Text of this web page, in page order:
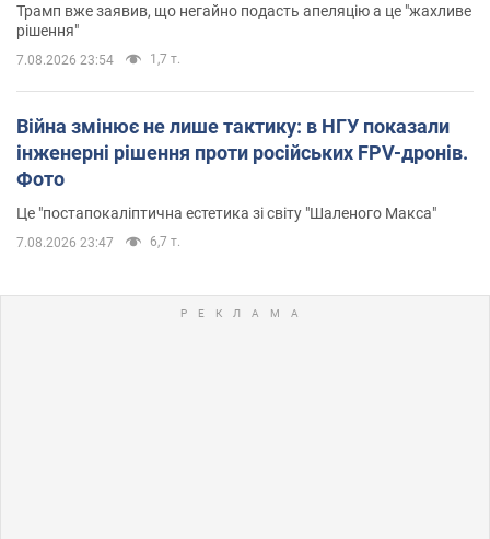
Трамп вже заявив, що негайно подасть апеляцію а це "жахливе
рішення"
7.08.2026 23:54 1,7 т.
Війна змінює не лише тактику: в НГУ показали
інженерні рішення проти російських FPV-дронів.
Фото
Це "постапокаліптична естетика зі світу "Шаленого Макса"
7.08.2026 23:47 6,7 т.